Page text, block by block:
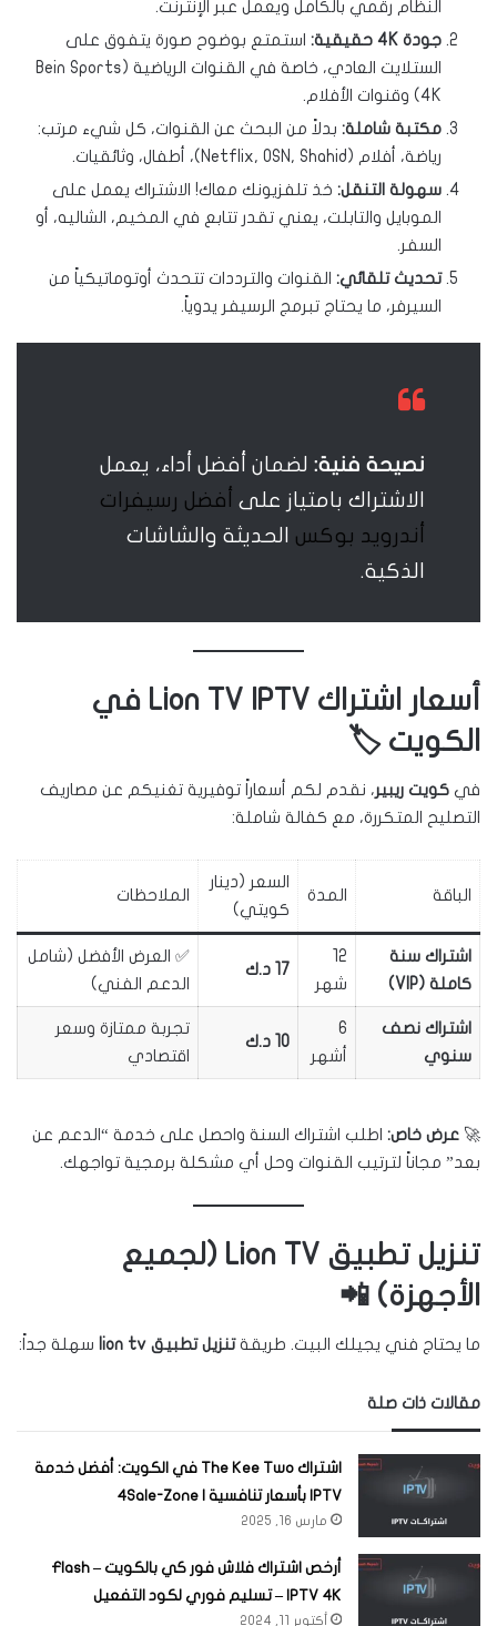
النظام رقمي بالكامل ويعمل عبر الإنترنت.
جودة 4K حقيقية:
استمتع بوضوح صورة يتفوق على
الستلايت العادي، خاصة في القنوات الرياضية (Bein Sports
4K) وقنوات الأفلام.
مكتبة شاملة: بدلاً من البحث عن القنوات، كل شيء مرتب:
رياضة، أفلام (Netflix, OSN, Shahid)، أطفال، وثائقيات.
سهولة التنقل: خذ تلفزيونك معاك! الاشتراك يعمل على
الموبايل والتابلت، يعني تقدر تتابع في المخيم، الشاليه، أو
السفر.
تحديث تلقائي: القنوات والترددات تتحدث أوتوماتيكياً من
السيرفر، ما يحتاج تبرمج الرسيفر يدوياً.
نصيحة فنية: لضمان أفضل أداء، يعمل
الاشتراك بامتياز على أفضل رسيفرات
أندرويد بوكس الحديثة والشاشات
الذكية.
أسعار اشتراك Lion TV IPTV في
الكويت 🏷️
في كويت ريبير، نقدم لكم أسعاراً توفيرية تغنيكم عن مصاريف
التصليح المتكررة، مع كفالة شاملة:
الباقة المدة
السعر (دينار
كويتي)
الملاحظات
اشتراك سنة
كاملة (VIP)
12
شهر
17 د.ك
✅ العرض الأفضل (شامل
الدعم الفني)
اشتراك نصف
سنوي
6
أشهر
10 د.ك
تجربة ممتازة وسعر
اقتصادي
🚀 عرض خاص: اطلب اشتراك السنة واحصل على خدمة “الدعم عن
بعد” مجاناً لترتيب القنوات وحل أي مشكلة برمجية تواجهك.
تنزيل تطبيق Lion TV (لجميع
الأجهزة) 📲
ما يحتاج فني يجيلك البيت. طريقةتنزيل تطبيق lion tv سهلة جداً:
مقالات ذات صلة
اشتراك The Kee Two في الكويت: أفضل خدمة
IPTV بأسعار تنافسية | 4Sale-Zone
مارس 16, 2025
أرخص اشتراك فلاش فور كي بالكويت – Flash
IPTV 4K – تسليم فوري لكود التفعيل
أكتوبر 11, 2024